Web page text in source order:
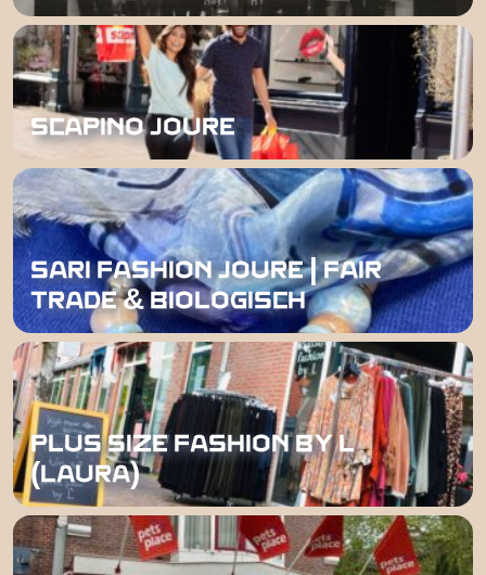
SCAPINO JOURE
SARI FASHION JOURE | FAIR
TRADE & BIOLOGISCH
PLUS SIZE FASHION BY L
(LAURA)